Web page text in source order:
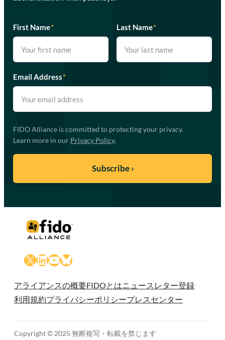
First Name* Last Name*
Email Address*
FIDO Alliance is committed to protecting your privacy.
Learn more in our Privacy Policy.
X LinkedIn
YouTube
Bluesky
アライアンスの概要FIDOとは ニュースレター登録
利用規約プライバシーポリシープレスセンター
Copyright © 2025 無断複写・転載を禁じます